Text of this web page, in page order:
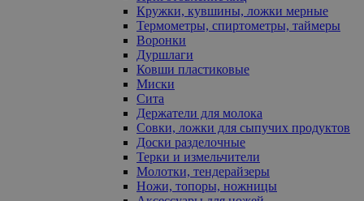
Кружки, кувшины, ложки мерные
Термометры, спиртометры, таймеры
Воронки
Дуршлаги
Ковши пластиковые
Миски
Сита
Держатели для молока
Совки, ложки для сыпучих продуктов
Доски разделочные
Терки и измельчители
Молотки, тендерайзеры
Ножи, топоры, ножницы